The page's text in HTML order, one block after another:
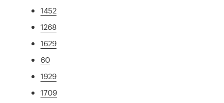
1452
1268
1629
60
1929
1709